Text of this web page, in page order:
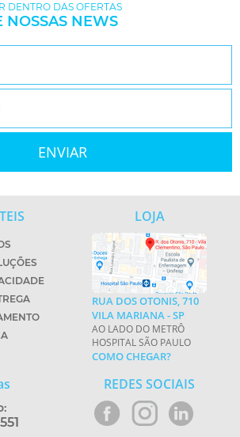
DENTRO DAS OFERTAS
NOSSAS NEWS
LOJA
RUA DOS OTONIS, 710
VILA MARIANA - SP
AO LADO DO METRÔ
HOSPITAL SÃO PAULO
COMO CHEGAR?
REDES SOCIAIS